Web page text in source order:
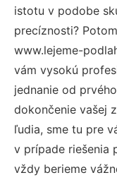
istotu v podobe
precíznosti?
www.lejeme-
vám vysokú
jednanie od
dokončenie vašej
ľudia, sme tu pre
v prípade riešenia
vždy berieme